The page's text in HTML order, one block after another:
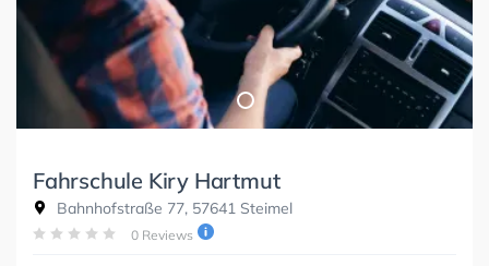
Fahrschule Kiry Hartmut
Bahnhofstraße 77, 57641 Steimel
0 Reviews